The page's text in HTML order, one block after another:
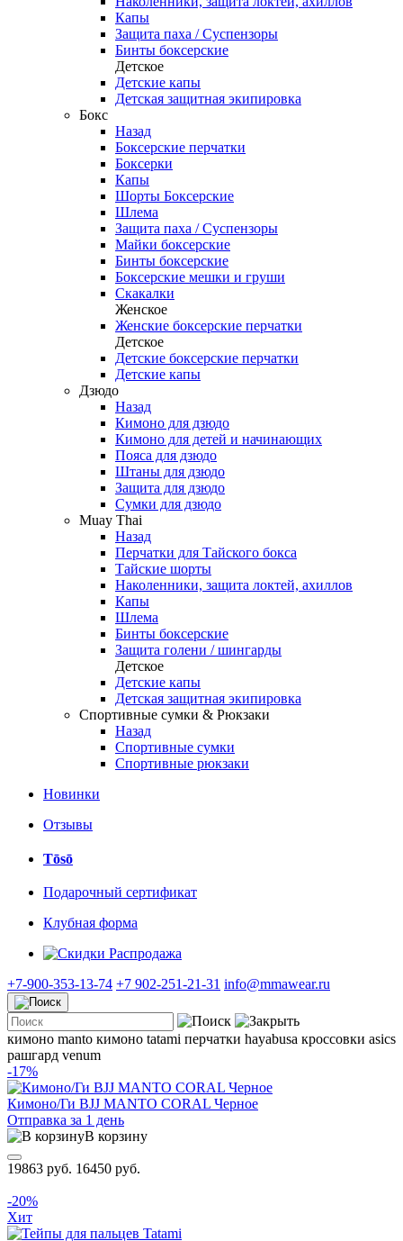
Капы
Защита паха / Суспензоры
Бинты боксерские
Детское
Детские капы
Детская защитная экипировка
Бокс
Назад
Боксерские перчатки
Боксерки
Капы
Шорты Боксерские
Шлема
Защита паха / Суспензоры
Майки боксерские
Бинты боксерские
Боксерские мешки и груши
Скакалки
Женское
Женские боксерские перчатки
Детское
Детские боксерские перчатки
Детские капы
Дзюдо
Назад
Кимоно для дзюдо
Кимоно для детей и начинающих
Пояса для дзюдо
Штаны для дзюдо
Защита для дзюдо
Сумки для дзюдо
Muay Thai
Назад
Перчатки для Тайского бокса
Тайские шорты
Наколенники, защита локтей, ахиллов
Капы
Шлема
Бинты боксерские
Защита голени / шингарды
Детское
Детские капы
Детская защитная экипировка
Спортивные сумки & Рюкзаки
Назад
Спортивные сумки
Спортивные рюкзаки
Новинки
Отзывы
Tōsō
Подарочный сертификат
Клубная форма
Распродажа
+7-900-353-13-74 +7 902-251-21-31 info@mmawear.ru
кимоно manto кимоно tatami перчатки hayabusa кроссовки asics
рашгард venum
-17%
Кимоно/Ги BJJ MANTO CORAL Черное
Отправка за 1 день
В корзину
19863 руб. 16450 руб.
-20%
Хит